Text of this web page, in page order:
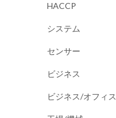
HACCP
システム
センサー
ビジネス
ビジネス/オフィス